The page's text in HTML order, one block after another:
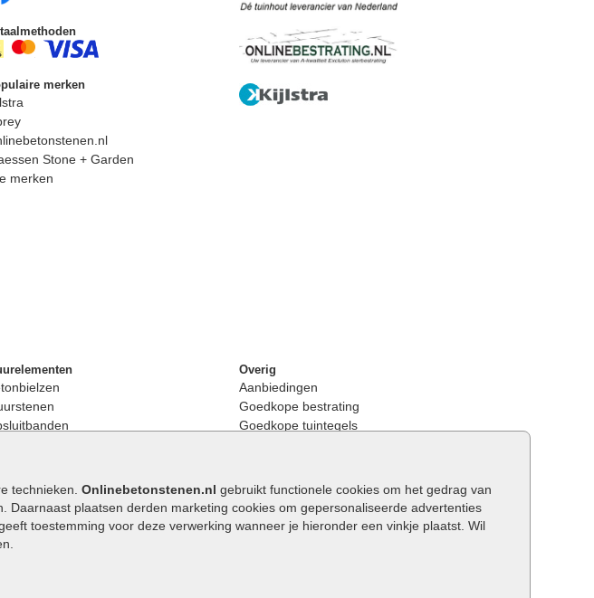
technieken. Onlinebetonstenen.nl gebruikt functionele cookies om het gedrag van
plaatsen derden marketing cookies om gepersonaliseerde advertenties
toestemming voor deze verwerking wanneer je hieronder een vinkje plaatst. Wil
merken
Stone + Garden
merken
benodigdheden
Overig
Aanbiedingen
Goedkope bestrating
Goedkope tuintegels
Opsluitbanden plaatsen
Keerwanden
Traptreden tuin